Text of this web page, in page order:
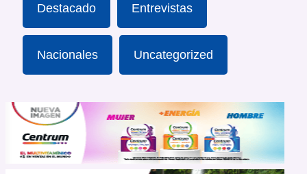
Destacado Entrevistas
Nacionales Uncategorized